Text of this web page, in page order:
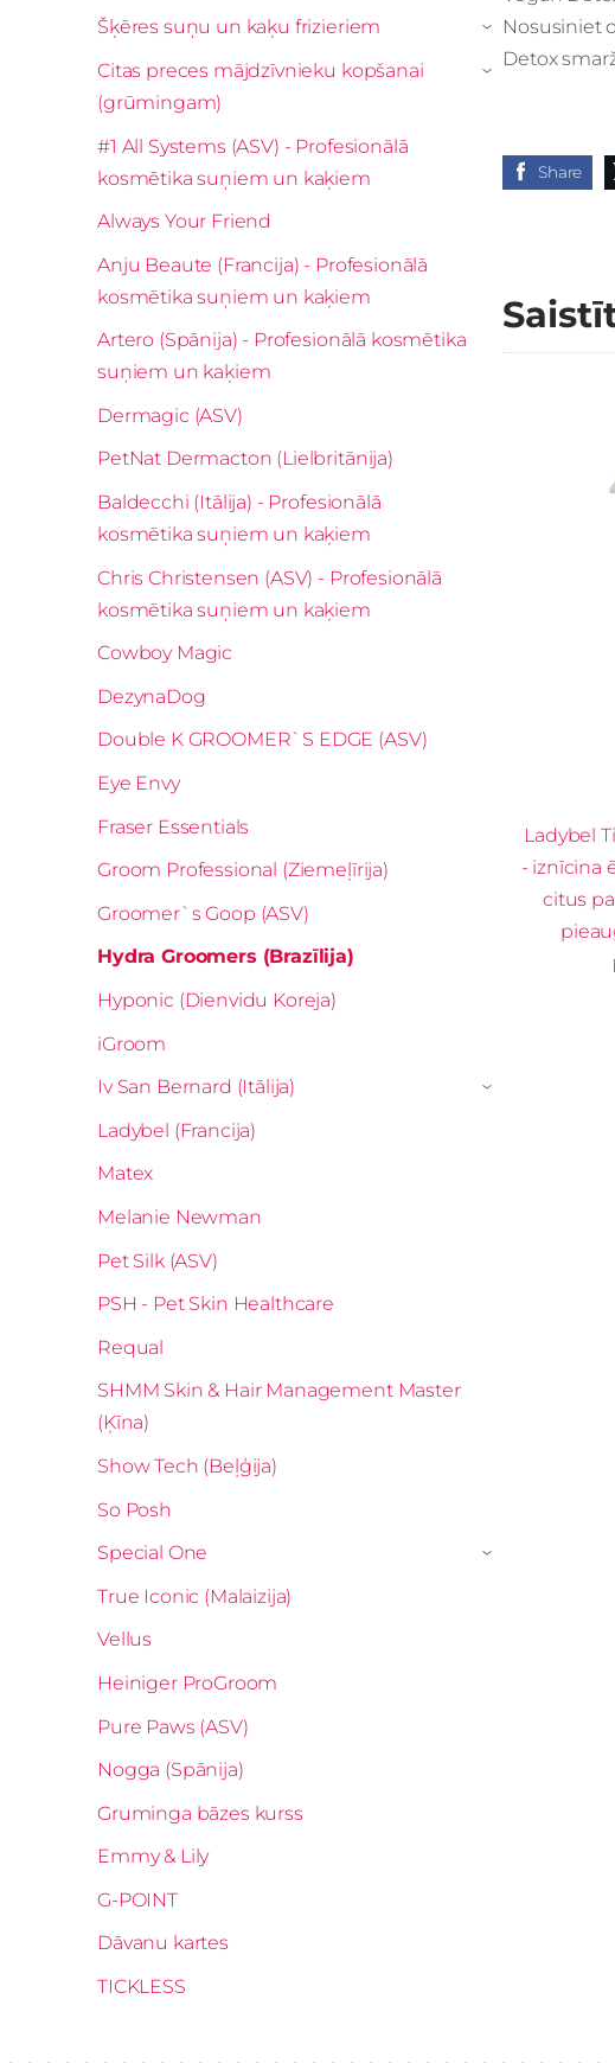
Šķēres suņu un kaķu frizieriem
›
Citas preces mājdzīvnieku kopšanai
(grūmingam)
›
#1 All Systems (ASV) - Profesionālā
kosmētika suņiem un kaķiem
Always Your Friend
Anju Beaute (Francija) - Profesionālā
kosmētika suņiem un kaķiem
Artero (Spānija) - Profesionālā kosmētika
suņiem un kaķiem
Dermagic (ASV)
PetNat Dermacton (Lielbritānija)
Baldecchi (Itālija) - Profesionālā
kosmētika suņiem un kaķiem
Chris Christensen (ASV) - Profesionālā
kosmētika suņiem un kaķiem
Cowboy Magic
DezynaDog
Double K GROOMER`S EDGE (ASV)
Eye Envy
Fraser Essentials
Groom Professional (Ziemeļīrija)
Groomer`s Goop (ASV)
Hydra Groomers (Brazīlija)
Hyponic (Dienvidu Koreja)
iGroom
Iv San Bernard (Itālija)
›
Ladybel (Francija)
Matex
Melanie Newman
Pet Silk (ASV)
PSH - Pet Skin Healthcare
Requal
SHMM Skin & Hair Management Master
(Ķīna)
Show Tech (Beļģija)
So Posh
Special One
›
True Iconic (Malaizija)
Vellus
Heiniger ProGroom
Pure Paws (ASV)
Nogga (Spānija)
Gruminga bāzes kurss
Emmy & Lily
G-POINT
Dāvanu kartes
TICKLESS
Nosusiniet
Detox
Share
Ladybel
- iznīcina
citus